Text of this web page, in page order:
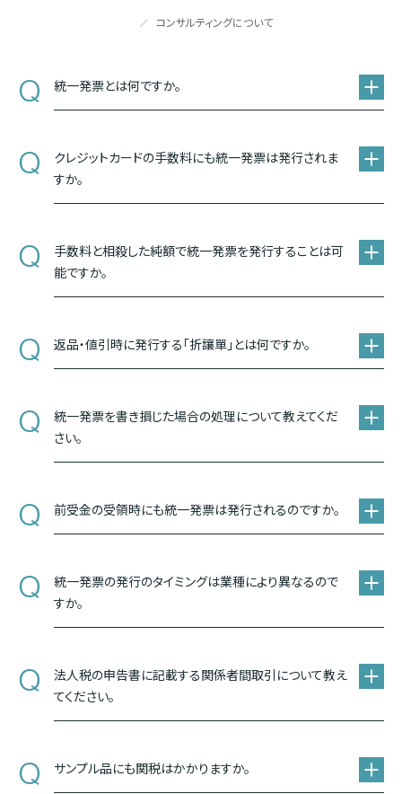
コンサルティングについて
Q 統一発票とは何ですか。
Q
クレジットカードの手数料にも統一発票は発行されま
すか。
Q
手数料と相殺した純額で統一発票を発行することは可
能ですか。
Q 返品・値引時に発行する「折讓單」とは何ですか。
Q
統一発票を書き損じた場合の処理について教えてくだ
さい。
Q 前受金の受領時にも統一発票は発行されるのですか。
Q
統一発票の発行のタイミングは業種により異なるので
すか。
Q
法人税の申告書に記載する関係者間取引について教え
てください。
Q サンプル品にも関税はかかりますか。